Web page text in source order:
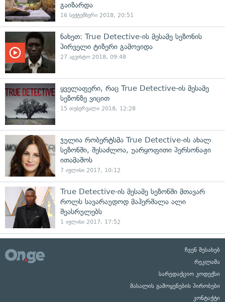
გაიზარდა
16 სექტემბერი 2018, 20:51
ნახეთ: True Detective-ის მესამე სეზონის
პირველი ტიზერი გამოვიდა
27 აგვისტო 2018, 09:48
ყველაფერი, რაც True Detective-ის მესამე
სეზონზე ვიცით
15 თებერვალი 2018, 12:28
ჯულია რობერტსმა True Detective-ის ახალ
სეზონში, შესაძლოა, უარყოფითი პერსონაჟი
ითამაშოს
7 ივლისი 2017, 10:12
True Detective-ის მესამე სეზონში მთავარ
როლს სავარაუდოდ მაჰერშალა ალი
შეასრულებს
1 ივლისი 2017, 17:52
ჩვენ შესახებ
რეკლამა
სარედაქციო კოდექსი
მასალის გამოყენების პირობები
კონტაქტი